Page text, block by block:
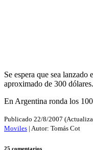
Se espera que sea
aproximado de 300 dólares.
En Argentina ronda los
Publicado 22/8/2007
Moviles | Autor: Tomás Cot
25 comentarios